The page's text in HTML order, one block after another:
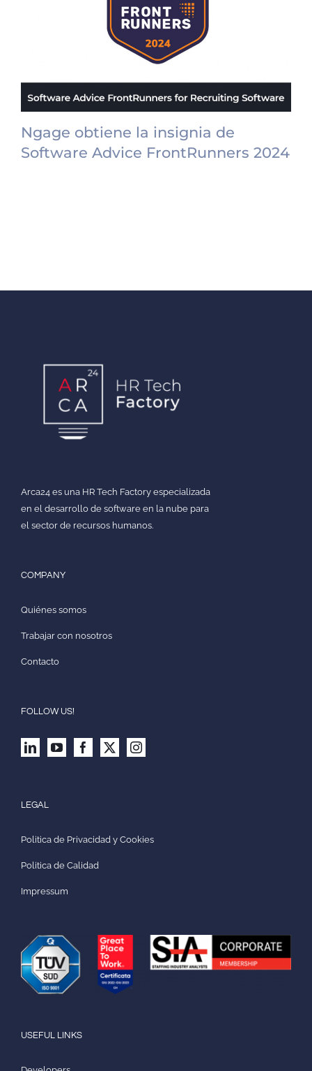
Ngage obtiene la insignia de
Software Advice FrontRunners 2024
Arca24 es una HR Tech Factory especializada
en el desarrollo de software en la nube para
el sector de recursos humanos.
COMPANY
Quiénes somos
Trabajar con nosotros
Contacto
FOLLOW US!
LEGAL
Politica de Privacidad y Cookies
Politica de Calidad
Impressum
USEFUL LINKS